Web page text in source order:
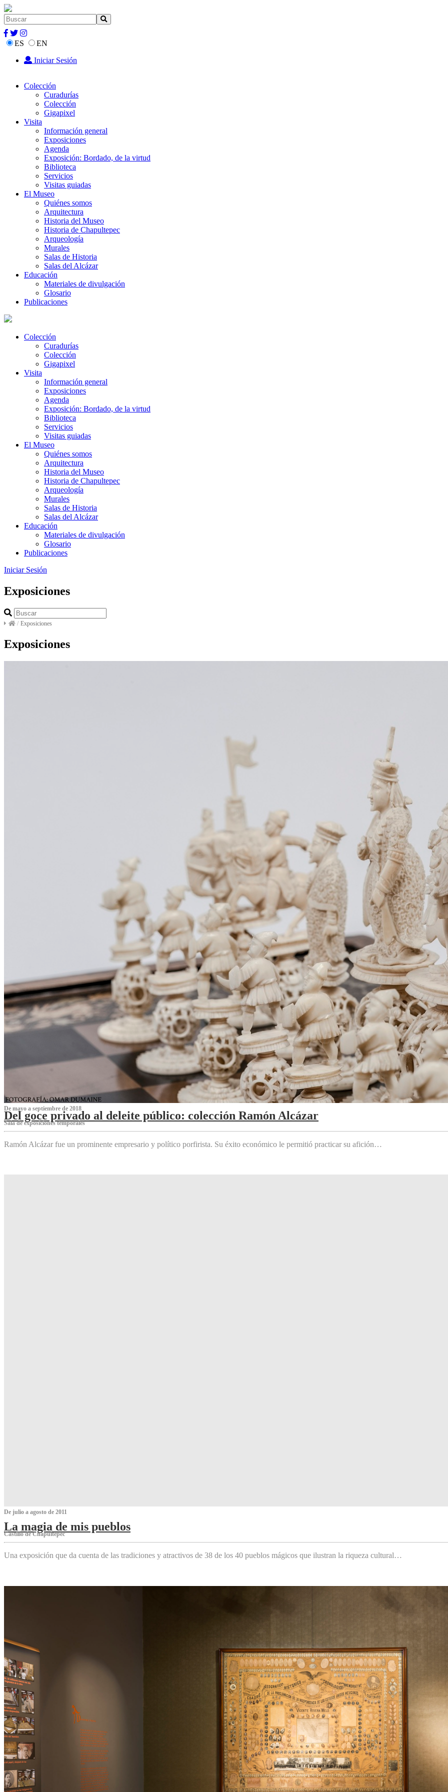
ES
EN
Iniciar Sesión
Colección
Curadurías
Colección
Gigapixel
Visita
Información general
Exposiciones
Agenda
Exposición: Bordado, de la virtud
Biblioteca
Servicios
Visitas guiadas
El Museo
Quiénes somos
Arquitectura
Historia del Museo
Historia de Chapultepec
Arqueología
Murales
Salas de Historia
Salas del Alcázar
Educación
Materiales de divulgación
Glosario
Publicaciones
Colección
Curadurías
Colección
Gigapixel
Visita
Información general
Exposiciones
Agenda
Exposición: Bordado, de la virtud
Biblioteca
Servicios
Visitas guiadas
El Museo
Quiénes somos
Arquitectura
Historia del Museo
Historia de Chapultepec
Arqueología
Murales
Salas de Historia
Salas del Alcázar
Educación
Materiales de divulgación
Glosario
Publicaciones
Iniciar Sesión
Exposiciones
/ Exposiciones
Exposiciones
De mayo a septiembre de 2018
Del goce privado al deleite público: colección Ramón Alcázar
Sala de exposiciones temporales
Ramón Alcázar fue un prominente empresario y político porfirista. Su éxito económico le permitió practicar su afición…
De julio a agosto de 2011
La magia de mis pueblos
Castillo de Chapultepec
Una exposición que da cuenta de las tradiciones y atractivos de 38 de los 40 pueblos mágicos que ilustran la riqueza cultural…